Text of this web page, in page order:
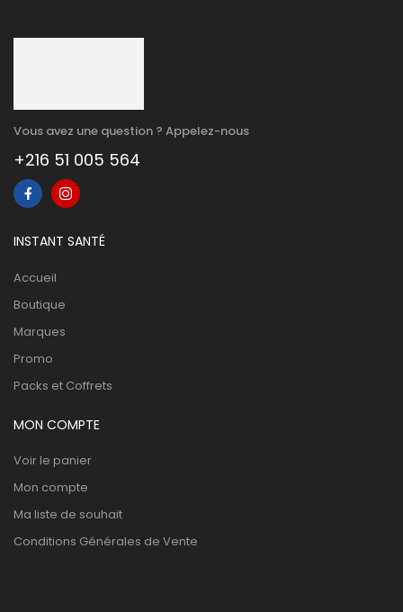
Vous avez une question ? Appelez-nous
+216 51 005 564
INSTANT SANTÉ
Accueil
Boutique
Marques
Promo
Packs et Coffrets
MON COMPTE
Voir le panier
Mon compte
Ma liste de souhait
Conditions Générales de Vente